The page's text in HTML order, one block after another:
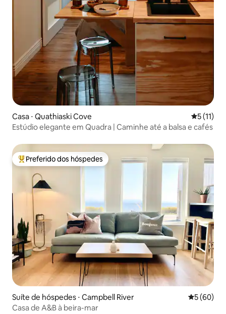
Casa ⋅ Quathiaski Cove 5 de uma
5 (11)
Estúdio elegante em Quadra | Caminhe até a balsa e cafés
Entre os melhores preferidos dos hóspedes
Preferido dos hóspedes
Suíte de hóspedes ⋅ Campbell River 5 de uma
5 (60)
Casa de A&B à beira-mar